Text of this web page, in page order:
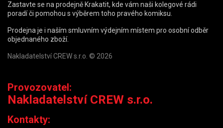
Zastavte se na prodejně Krakatit, kde vám naši kolegové rádi
poradí či pomohou s výběrem toho pravého komiksu.
Prodejna je i naším smluvním výdejním místem pro osobní odběr
objednaného zboží.
Nakladatelství CREW s.r.o. © 2026
Provozovatel:
Nakladatelství CREW s.r.o.
Kontakty: